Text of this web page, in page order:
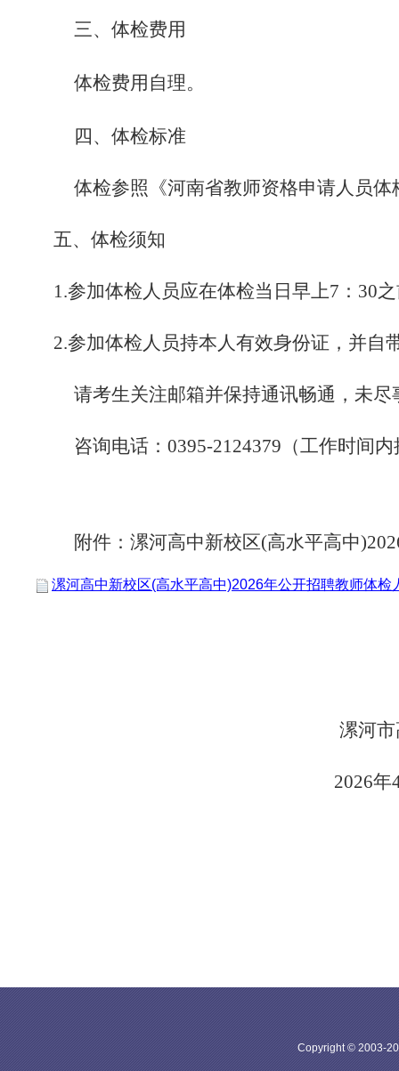
三、体检费用
体检费用自理。
四、体检标准
体检参照《河南省教师资格申请人员
五、体检须知
1.参加体检人员应在体检当日早上7：30
2.参加体检人员持本人有效身份证，并自
请考生关注邮箱并保持通讯畅通，未
咨询电话：0395-2124379（工作时间
附件： 漯河高中新校区(高水平高中
漯河高中新校区(高水平高中)2026年公开招聘教师体检
漯河
2026年
Copyright © 2003-